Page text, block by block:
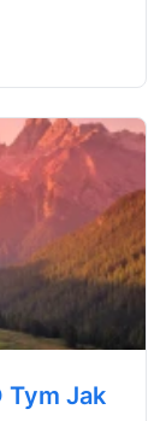
Tym Jak